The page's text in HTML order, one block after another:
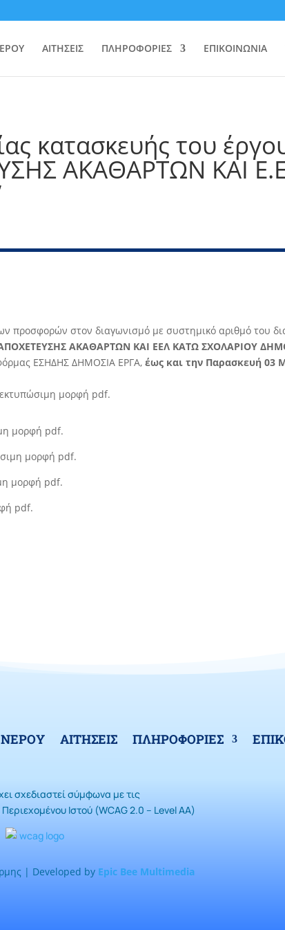
ΑΙΤΗΣΕΙΣ ΠΛΗΡΟΦΟΡΙΕΣ ΕΠΙΚΟΙΝΩΝΙΑ
κατασκευής του
ΑΚΑΘΑΡΤΩΝ ΚΑΙ
προσφορών στον διαγωνισμό με συστημικό αριθμό του
ΑΠΟΧΕΤΕΥΣΗΣ ΑΚΑΘΑΡΤΩΝ ΚΑΙ ΕΕΛ ΚΑΤΩ ΣΧΟΛΑΡΙΟΥ
ΕΣΗΔΗΣ ΔΗΜΟΣΙΑ ΕΡΓΑ,έως και την Παρασκευή 03
μορφή pdf.
μορφή pdf.
μορφή pdf.
μορφή pdf.
pdf.
ΝΕΡΟΥ ΑΙΤΗΣΕΙΣ ΠΛΗΡΟΦΟΡΙΕΣ
σχεδιαστεί σύμφωνα με τις
Ιστού (WCAG 2.0 – Level AA)
| Developed by Epic Bee Multimedia